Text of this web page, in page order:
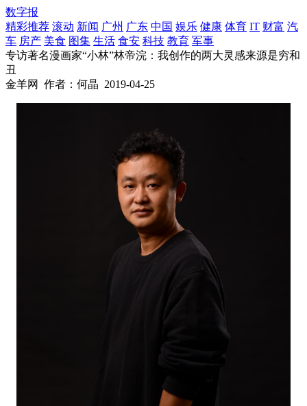
数字报
精彩推荐 滚动 新闻 广州 广东 中国 娱乐 健康 体育 IT 财富 汽
车 房产 美食 图集 生活 食安 科技 教育 军事
专访著名漫画家“小林”林帝浣：我创作的两大灵感来源是穷和
丑
金羊网
作者：何晶 2019-04-25